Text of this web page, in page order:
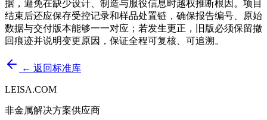
据，避免在缺少设计、制造与服役信息时越权推断根因。项目
结束后还应保存受控记录和样品处置链，确保报告编号、原始
数据与交付版本能够一一对应；若发生更正，旧版必须保留撤
回痕迹并说明变更原因，保证全程可复核、可追溯。
← 返回标准库
LEISA.COM
非金属解决方案供应商